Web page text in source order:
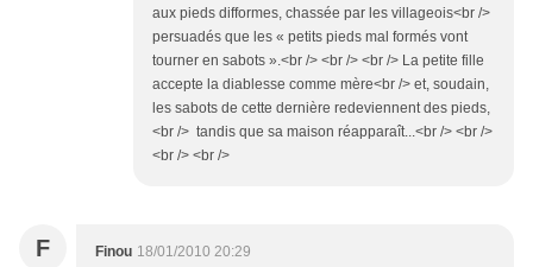
aux pieds difformes, chassée par les villageois<br />
persuadés que les « petits pieds mal formés vont
tourner en sabots ».<br /> <br /> <br /> La petite fille
accepte la diablesse comme mère<br /> et, soudain,
les sabots de cette dernière redeviennent des pieds,
<br /> tandis que sa maison réapparaît...<br /> <br />
<br /> <br />
F Finou 18/01/2010 20:29